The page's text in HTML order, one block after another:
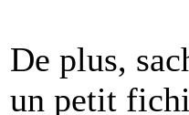
De plus,
un petit